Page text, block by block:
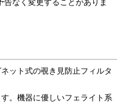
なく変更することがありま
ット式の覗き見防止フィルタ
。機器に優しいフェライト系